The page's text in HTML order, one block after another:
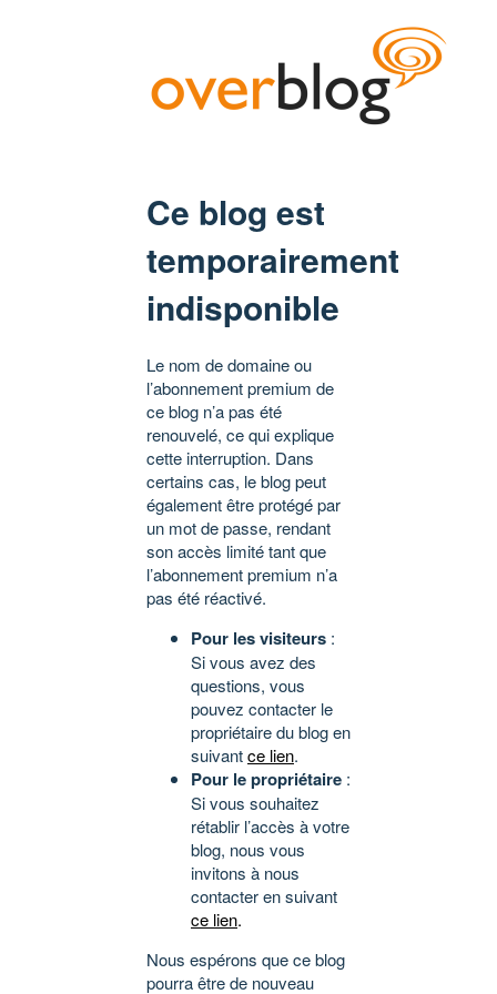
Ce blog est
temporairement
indisponible
Le nom de domaine ou
l’abonnement premium de
ce blog n’a pas été
renouvelé, ce qui explique
cette interruption. Dans
certains cas, le blog peut
également être protégé par
un mot de passe, rendant
son accès limité tant que
l’abonnement premium n’a
pas été réactivé.
Pour les visiteurs :
Si vous avez des
questions, vous
pouvez contacter le
propriétaire du blog en
suivantce lien.
Pour le propriétaire :
Si vous souhaitez
rétablir l’accès à votre
blog, nous vous
invitons à nous
contacter en suivant
ce lien.
Nous espérons que ce blog
pourra être de nouveau